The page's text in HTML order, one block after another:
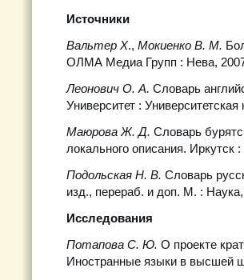
Источники
Вальтер Х., Мокиенко В. М.
ОЛМА Медиа Групп : Нева,
Леонович О. А. Словарь
Университет : Университетская
Маюрова Ж. Д. Словарь
локального описания. Иркутск
Подольская Н. В. Словарь
изд., перераб. и доп. М. :
Исследования
Потапова С. Ю. О проекте
Иностранные языки в высшей